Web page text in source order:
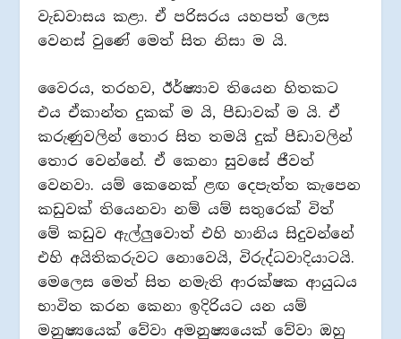
වැඩවාසය කළා. ඒ පරිසරය යහපත් ලෙස
වෙනස් වුණේ මෙත් සිත නිසා ම යි.
වෛරය, තරහව, ඊර්ෂ්‍යාව තියෙන හිතකට
එය ඒකාන්ත දුකක් ම යි, පීඩාවක් ම යි. ඒ
කරුණුවලින් තොර සිත තමයි දුක් පීඩාවලින්
තොර වෙන්නේ. ඒ කෙනා සුවසේ ජීවත්
වෙනවා. යම් කෙනෙක් ළඟ දෙපැත්ත කැපෙන
කඩුවක් තියෙනවා නම් යම් සතුරෙක් විත්
මේ කඩුව ඇල්ලු‍වොත් එහි හානිය සිදුවන්නේ
එහි අයිතිකරුවට නොවෙයි, විරුද්ධවාදියාටයි.
මෙලෙස මෙත් සිත නමැති ආරක්ෂක ආයුධය
භාවිත කරන කෙනා ඉදිරියට යන යම්
මනුෂ්‍යයෙක් වේවා අමනුෂ්‍යයෙක් වේවා ඔහු